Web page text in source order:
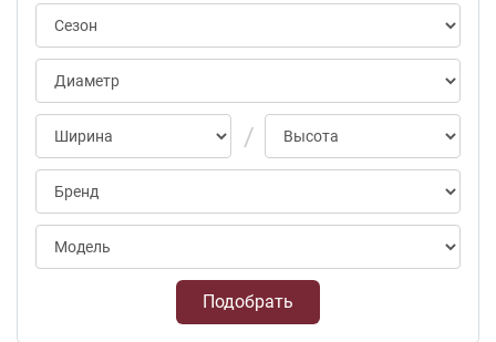
Подобрать